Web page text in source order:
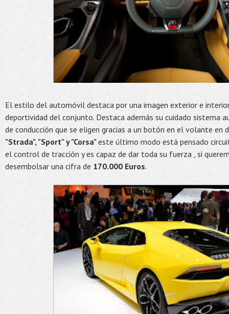
El estilo del automóvil destaca por una imagen exterior e
deportividad del conjunto. Destaca además su cuidado sistema
de conducción que se eligen gracias a un botón en el volante en
"Strada", "Sport" y "Corsa"este último modo está pensado
el control de tracción y es capaz de dar toda su fuerza , si
desembolsar una cifra de 170.000 Euros.